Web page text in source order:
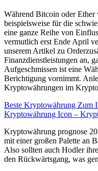
Während Bitcoin oder Ether
beispielsweise für die
eine ganze Reihe von
vermutlich erst Ende April
unserem Artikel zu
Finanzdienstleistungen an,
Aufgeschmissen ist eine
Berichtigung vornimmt.
Kryptowährungen im
Beste Kryptowährung Zum
Kryptowährung Icon –
Kryptowährung prognose
mit einer großen Palette an
Also sollten auch Hodler
den Rückwärtsgang, was